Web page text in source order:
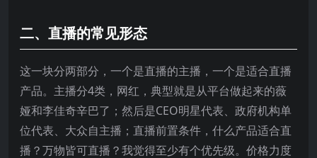
二、直播的常见形态
这一块分两部分，一个是直播的主播，一个是适合直播
产品。主播分4类，网红，典型就是从平台做起来的薇
娅和李佳奇辛巴了；然后是CEO明星代表、政府机构单
位代表、大众自主播；直播前置条件，什么产品适合直
播？万物皆可直播？我觉得至少有个优先级。价格力度